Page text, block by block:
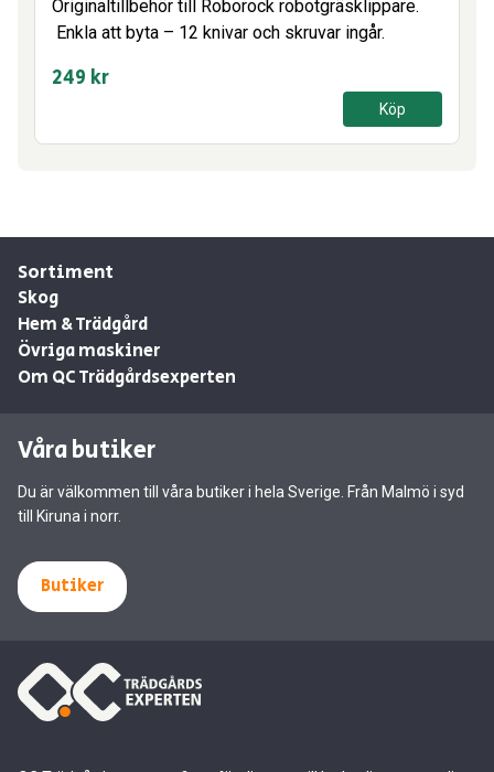
Originaltillbehör till Roborock robotgräsklippare.
Enkla att byta – 12 knivar och skruvar ingår.
249 kr
Köp
Sortiment
Skog
Hem & Trädgård
Övriga maskiner
Om QC Trädgårdsexperten
Våra butiker
Du är välkommen till våra butiker i hela Sverige. Från Malmö i syd
till Kiruna i norr.
Butiker